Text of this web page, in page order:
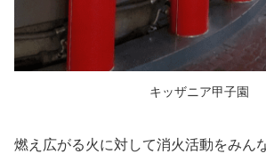
キッザニア甲子園
燃え広がる火に対して消火活動をみん